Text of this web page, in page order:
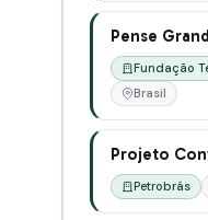
Pense
Fundação
Brasil
Projeto
Petrobrás